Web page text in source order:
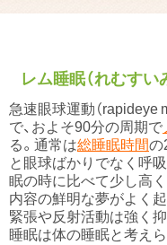
レム睡眠（れむすい
急速眼球運動（rapideye
で、およそ90分の周期で
る。通常は総睡眠時間の
と眼球ばかりでなく呼
眠の時に比べて少し高
内容の鮮明な夢がよく
緊張や反射活動は強く
睡眠は体の睡眠と考え